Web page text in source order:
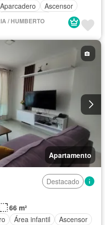
Aparcadero
Ascensor
Cocina integral
Permite niños
/ HUMBERTO
Apartamento
Destacado
66 m²
Área infantil
Ascensor